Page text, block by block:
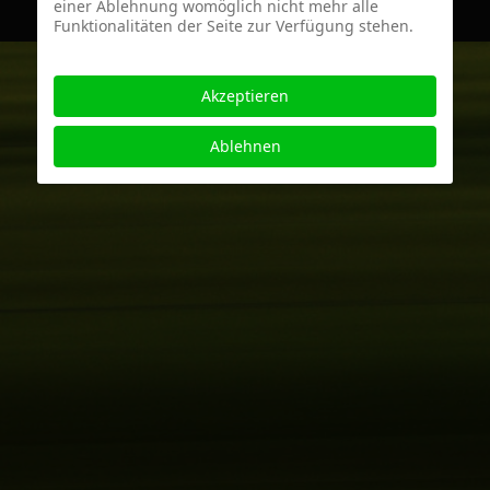
einer Ablehnung womöglich nicht mehr alle
Funktionalitäten der Seite zur Verfügung stehen.
Akzeptieren
Ablehnen